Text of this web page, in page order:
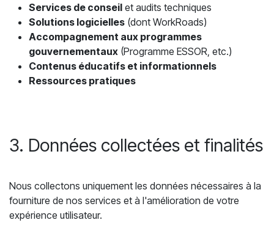
Services de conseil et audits techniques
Solutions logicielles (dont WorkRoads)
Accompagnement aux programmes
gouvernementaux (Programme ESSOR, etc.)
Contenus éducatifs et informationnels
Ressources pratiques
3. Données collectées et finalités
Nous collectons uniquement les données nécessaires à la
fourniture de nos services et à l'amélioration de votre
expérience utilisateur.